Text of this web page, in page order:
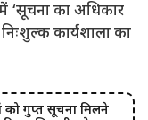
‘सूचना का अधिकार
कार्यशाला का
को गुप्त सूचना मिलने